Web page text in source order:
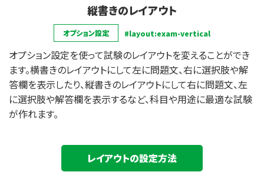
縦書きのレイアウト
オプション設定 #layout:exam-vertical
オプション設定を使って試験のレイアウトを変えることができ
ます。横書きのレイアウトにして左に問題文、右に選択肢や解
答欄を表示したり、縦書きのレイアウトにして右に問題文、左
に選択肢や解答欄を表示するなど、科目や用途に最適な試験
が作れます。
レイアウトの設定方法